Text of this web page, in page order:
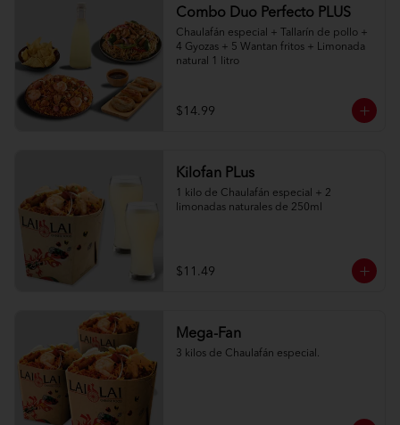
Combo Duo Perfecto PLUS
Chaulafán especial + Tallarín de pollo +
4 Gyozas + 5 Wantan fritos + Limonada
natural 1 litro
$14.99
Kilofan PLus
1 kilo de Chaulafán especial + 2
limonadas naturales de 250ml
$11.49
Mega-Fan
3 kilos de Chaulafán especial.